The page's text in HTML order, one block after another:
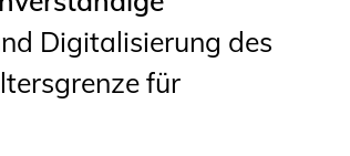
Digitalisierung des
für